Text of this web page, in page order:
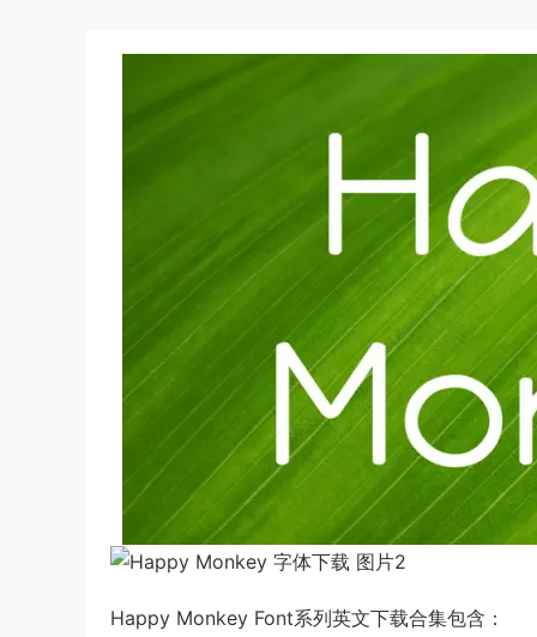
Happy Monkey Font系列英文下载合集包含：